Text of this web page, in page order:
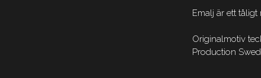
Emalj är ett
Originalmotiv
Production